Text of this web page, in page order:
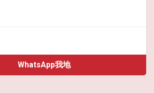
WhatsApp我地